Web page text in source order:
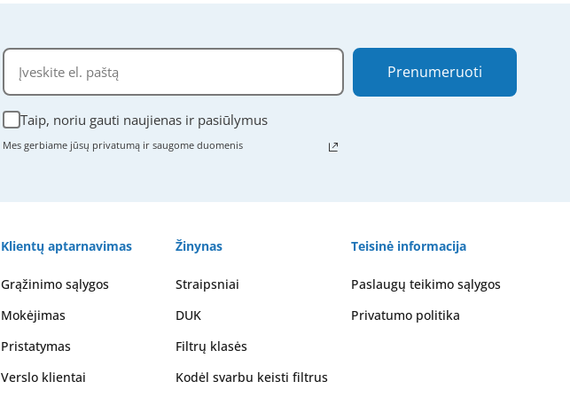
Taip, noriu gauti naujienas ir pasiūlymus
Mes gerbiame jūsų privatumą ir saugome duomenis
Prenumeruoti
Klientų aptarnavimas
Grąžinimo sąlygos
Mokėjimas
Pristatymas
Verslo klientai
Žinynas
Straipsniai
DUK
Filtrų klasės
Kodėl svarbu keisti filtrus
Teisinė informacija
Paslaugų teikimo sąlygos
Privatumo politika